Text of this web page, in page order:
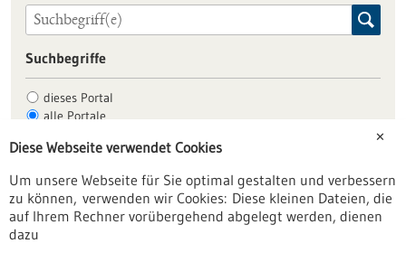
Suchbegriffe
dieses Portal
alle Portale
Allgemein
Fachbeiträge
Förderungen
✕
Diese Webseite verwendet Cookies
Um unsere Webseite für Sie optimal gestalten und verbessern
zu können, verwenden wir Cookies: Diese kleinen Dateien, die
auf Ihrem Rechner vorübergehend abgelegt werden, dienen
dazu